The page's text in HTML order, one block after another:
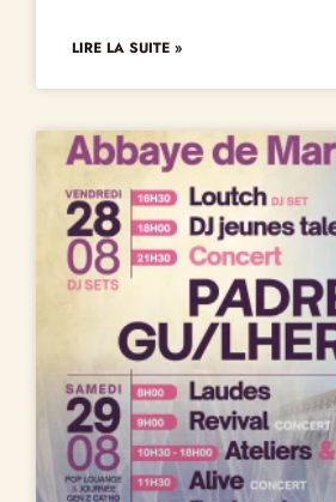
LIRE LA SUITE »